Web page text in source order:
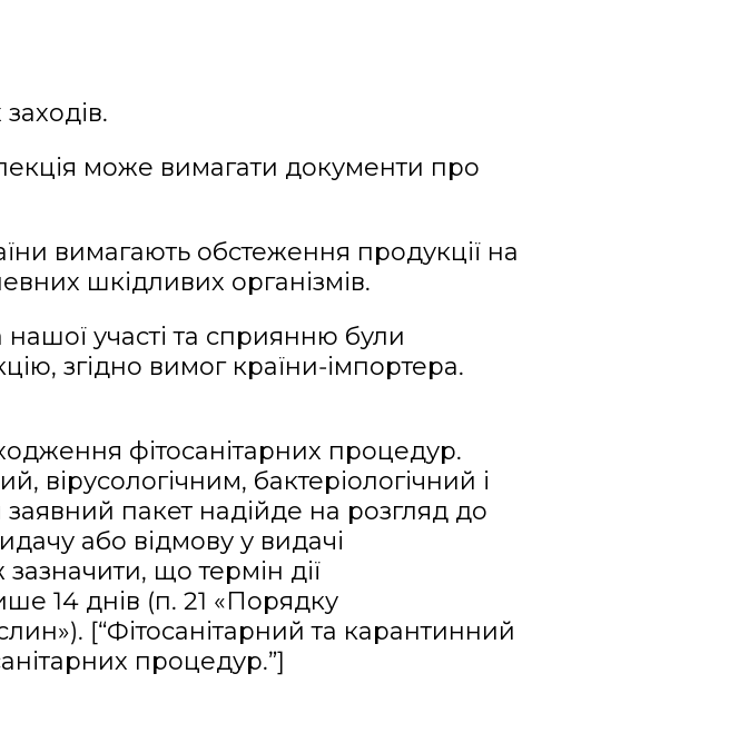
може вимагати документи про
вимагають обстеження продукції на
шкідливих організмів.
участі та сприянню були
згідно вимог країни-імпортера.
фітосанітарних процедур.
вірусологічним, бактеріологічний і
пакет надійде на розгляд до
або відмову у видачі
що термін дії
14 днів (п. 21 «Порядку
[“Фітосанітарний та карантинний
процедур.”]